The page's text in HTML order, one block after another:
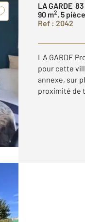
LA GARDE 83
90 m2, 5
Ref : 2042
LA GARDE
pour cette
annexe, sur
proximité de